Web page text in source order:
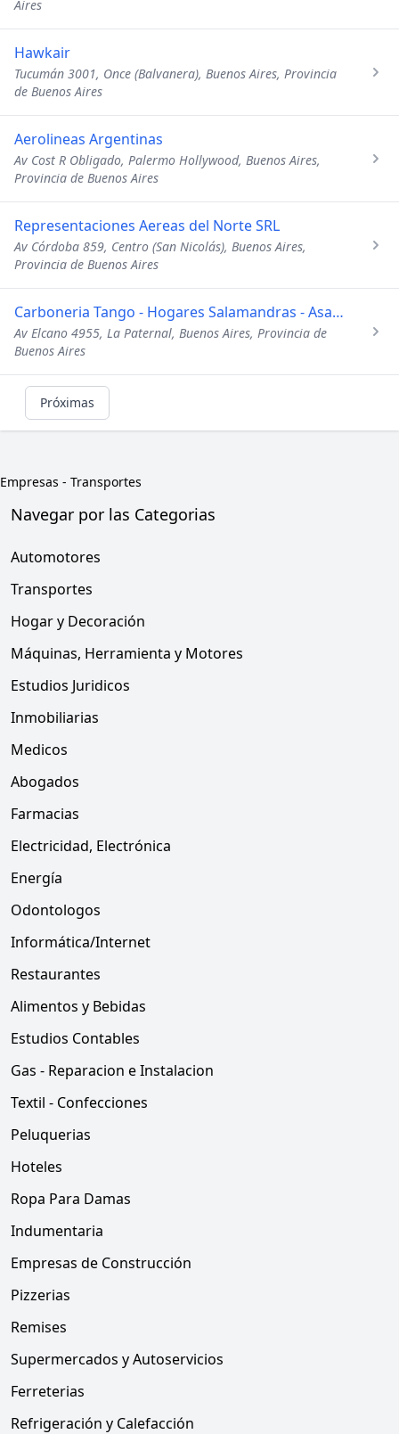
Aires
Hawkair
Tucumán 3001, Once (Balvanera), Buenos Aires, Provincia
de Buenos Aires
Aerolineas Argentinas
Av Cost R Obligado, Palermo Hollywood, Buenos Aires,
Provincia de Buenos Aires
Representaciones Aereas del Norte SRL
Av Córdoba 859, Centro (San Nicolás), Buenos Aires,
Provincia de Buenos Aires
Carboneria Tango - Hogares Salamandras - Asadores
Av Elcano 4955, La Paternal, Buenos Aires, Provincia de
Buenos Aires
Próximas
Empresas - Transportes
Navegar por las Categorias
Automotores
Transportes
Hogar y Decoración
Máquinas, Herramienta y Motores
Estudios Juridicos
Inmobiliarias
Medicos
Abogados
Farmacias
Electricidad, Electrónica
Energía
Odontologos
Informática/Internet
Restaurantes
Alimentos y Bebidas
Estudios Contables
Gas - Reparacion e Instalacion
Textil - Confecciones
Peluquerias
Hoteles
Ropa Para Damas
Indumentaria
Empresas de Construcción
Pizzerias
Remises
Supermercados y Autoservicios
Ferreterias
Refrigeración y Calefacción